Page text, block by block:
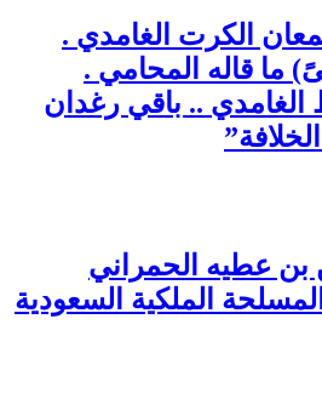
الكرت الغامدي .
ما قاله المحامي .
.. باقي رغدان
بن عطيه الحمراني
الملكية السعودية